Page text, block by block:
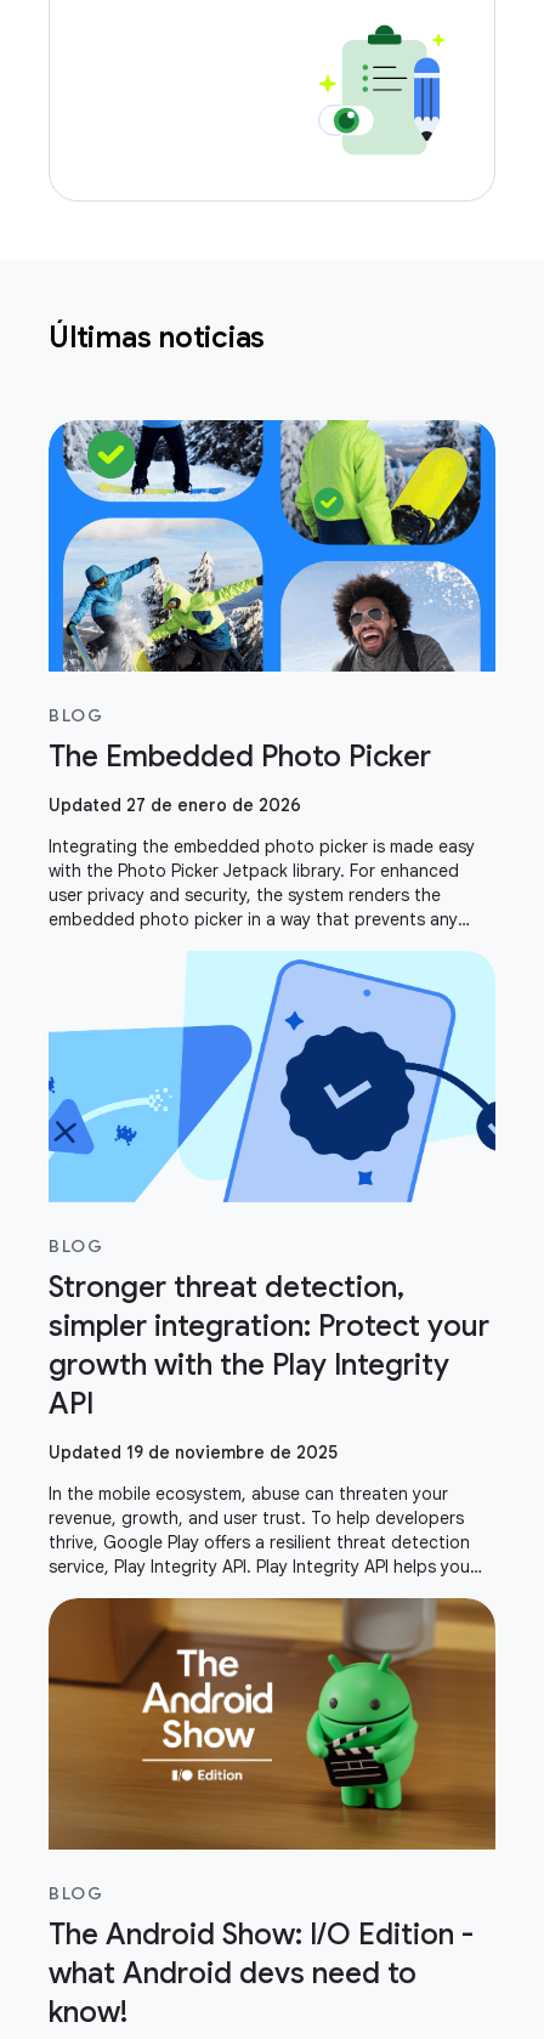
Últimas noticias
BLOG
The Embedded Photo Picker
Updated 27 de enero de 2026
Integrating the embedded photo picker is made easy
with the Photo Picker Jetpack library. For enhanced
user privacy and security, the system renders the
embedded photo picker in a way that prevents any
BLOG
Stronger threat detection,
simpler integration: Protect your
growth with the Play Integrity
API
Updated 19 de noviembre de 2025
In the mobile ecosystem, abuse can threaten your
revenue, growth, and user trust. To help developers
thrive, Google Play offers a resilient threat detection
service, Play Integrity API. Play Integrity API helps you
BLOG
The Android Show: I/O Edition -
what Android devs need to
know!